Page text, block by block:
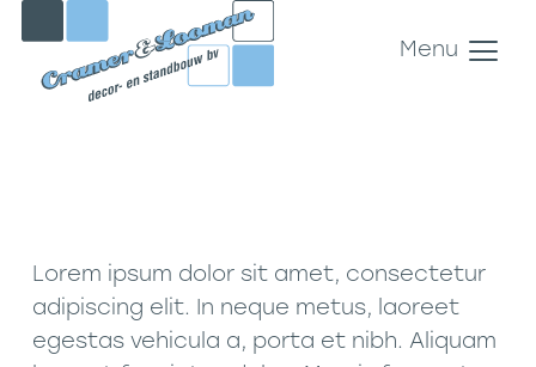
Menu
Lorem ipsum dolor sit amet, consectetur
adipiscing elit. In neque metus, laoreet
egestas vehicula a, porta et nibh. Aliquam